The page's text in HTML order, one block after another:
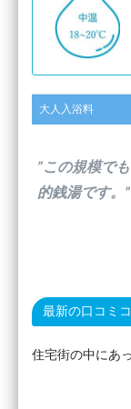
大人入浴料
”この規模で
的銭湯です。”
最新の口コミ
住宅街の中にあ